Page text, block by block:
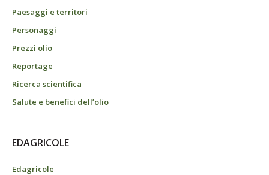
Paesaggi e territori
Personaggi
Prezzi olio
Reportage
Ricerca scientifica
Salute e benefici dell’olio
EDAGRICOLE
Edagricole